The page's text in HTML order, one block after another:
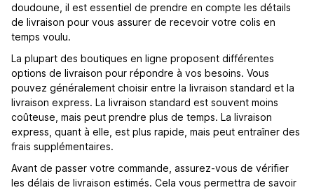
doudoune, il est essentiel de prendre en compte les détails
de livraison pour vous assurer de recevoir votre colis en
temps voulu.
La plupart des boutiques en ligne proposent différentes
options de livraison pour répondre à vos besoins. Vous
pouvez généralement choisir entre la livraison standard et la
livraison express. La livraison standard est souvent moins
coûteuse, mais peut prendre plus de temps. La livraison
express, quant à elle, est plus rapide, mais peut entraîner des
frais supplémentaires.
Avant de passer votre commande, assurez-vous de vérifier
les délais de livraison estimés. Cela vous permettra de savoir